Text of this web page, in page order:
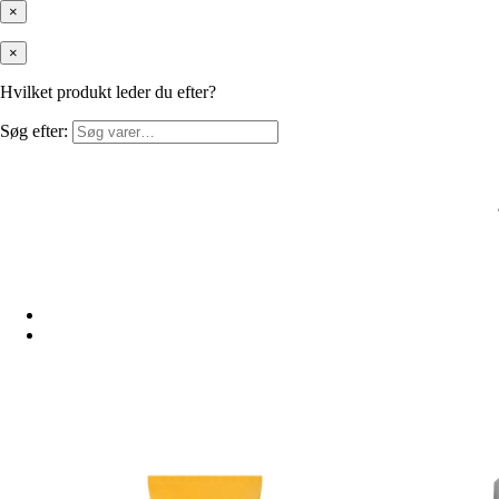
×
×
Hvilket produkt leder du efter?
Søg efter: